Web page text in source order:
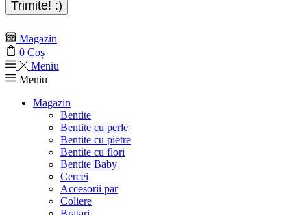
Magazin
0 Coș
Meniu
Meniu
Magazin
Bentite
Bentite cu perle
Bentite cu pietre
Bentite cu flori
Bentite Baby
Cercei
Accesorii par
Coliere